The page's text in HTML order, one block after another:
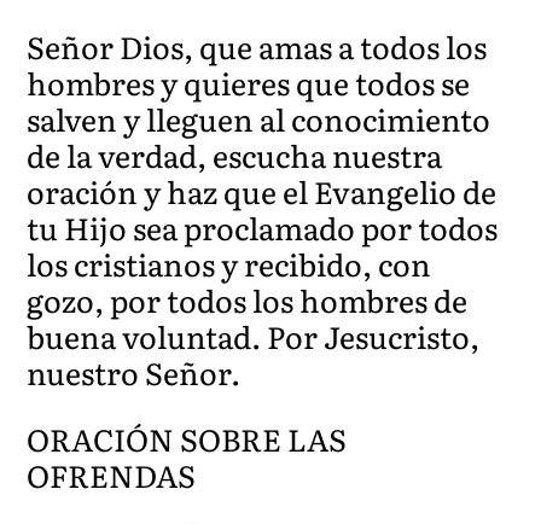
Señor Dios, que amas a todos los
hombres y quieres que todos se
salven y lleguen al conocimiento
de la verdad, escucha nuestra
oración y haz que el Evangelio de
tu Hijo sea proclamado por todos
los cristianos y recibido, con
gozo, por todos los hombres de
buena voluntad. Por Jesucristo,
nuestro Señor.
ORACIÓN SOBRE LAS
OFRENDAS